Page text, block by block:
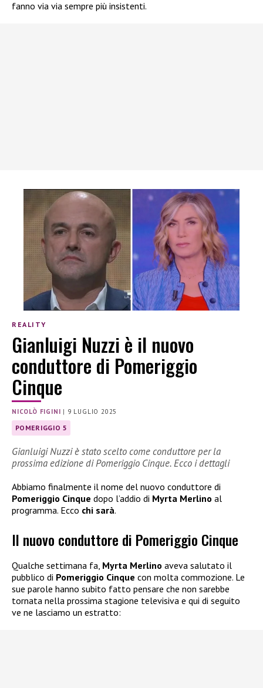
fanno via via sempre più insistenti.
REALITY
Gianluigi Nuzzi è il nuovo
conduttore di Pomeriggio
Cinque
NICOLÒ FIGINI | 9 LUGLIO 2025
POMERIGGIO 5
Gianluigi Nuzzi è stato scelto come conduttore per la
prossima edizione di Pomeriggio Cinque. Ecco i dettagli
Abbiamo finalmente il nome del nuovo conduttore di
Pomeriggio Cinque dopo l’addio di Myrta Merlino al
programma. Ecco chi sarà.
Il nuovo conduttore di Pomeriggio Cinque
Qualche settimana fa, Myrta Merlino aveva salutato il
pubblico di Pomeriggio Cinque con molta commozione. Le
sue parole hanno subito fatto pensare che non sarebbe
tornata nella prossima stagione televisiva e qui di seguito
ve ne lasciamo un estratto: